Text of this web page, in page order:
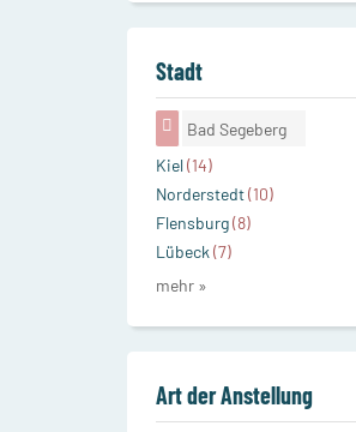
Stadt
Bad Segeberg
Kiel(14)
Norderstedt(10)
Flensburg(8)
Lübeck(7)
mehr »
Art der Anstellung